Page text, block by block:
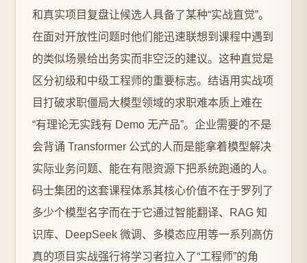
和真实项目复盘让候选人具备了某种“实战直觉”。
在面对开放性问题时他们能迅速联想到课程中遇到
的类似场景给出务实而非空泛的建议。这种直觉是
区分初级和中级工程师的重要标志。结语用实战项
目打破求职僵局大模型领域的求职难本质上难在
“有理论无实践有 Demo 无产品”。企业需要的不是
会背诵 Transformer 公式的人而是能拿着模型解决
实际业务问题、能在有限资源下把系统跑通的人。
码士集团的这套课程体系其核心价值不在于罗列了
多少个模型名字而在于它通过智能翻译、RAG 知
识库、DeepSeek 微调、多模态应用等一系列高仿
真的项目实战强行将学习者拉入了“工程师”的角